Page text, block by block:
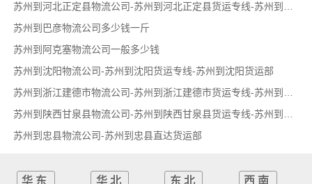
苏州到巴彦物流公司多少钱一斤
苏州到阿克塞物流公司一般多少钱
苏州到沈阳物流公司-苏州到沈阳货运专线-苏州到沈阳货运部
苏州到忠县物流公司-苏州到忠县直达货运部
华东
华北
东北
西南